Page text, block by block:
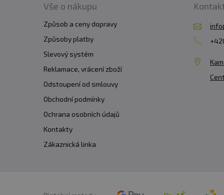
Vše o nákupu
Způsob a ceny dopravy
Způsoby platby
Slevový systém
Reklamace, vrácení zboží
Odstoupení od smlouvy
Obchodní podmínky
Ochrana osobních údajů
Kontakty
Zákaznická linka